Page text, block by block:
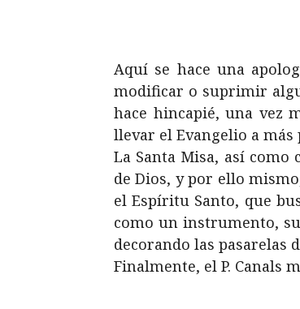
Aquí se hace una
modificar o suprimir
hace hincapié, una vez
llevar el Evangelio a
La Santa Misa, así
de Dios, y por ello
el Espíritu Santo, que
como un instrumento,
decorando las pasarelas
Finalmente, el P. Canals